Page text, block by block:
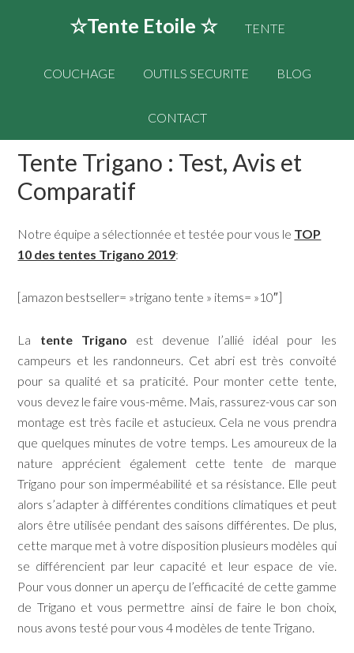
☆Tente Etoile ☆ TENTE
COUCHAGE OUTILS SECURITE BLOG
CONTACT
Tente Trigano : Test, Avis et
Comparatif
Notre équipe a sélectionnée et testée pour vous le TOP
10 des tentes Trigano 2019:
[amazon bestseller= »trigano tente » items= »10″]
La tente Trigano est devenue l’allié idéal pour les
campeurs et les randonneurs. Cet abri est très convoité
pour sa qualité et sa praticité. Pour monter cette tente,
vous devez le faire vous-même. Mais, rassurez-vous car son
montage est très facile et astucieux. Cela ne vous prendra
que quelques minutes de votre temps. Les amoureux de la
nature apprécient également cette tente de marque
Trigano pour son imperméabilité et sa résistance. Elle peut
alors s’adapter à différentes conditions climatiques et peut
alors être utilisée pendant des saisons différentes. De plus,
cette marque met à votre disposition plusieurs modèles qui
se différencient par leur capacité et leur espace de vie.
Pour vous donner un aperçu de l’efficacité de cette gamme
de Trigano et vous permettre ainsi de faire le bon choix,
nous avons testé pour vous 4 modèles de tente Trigano.